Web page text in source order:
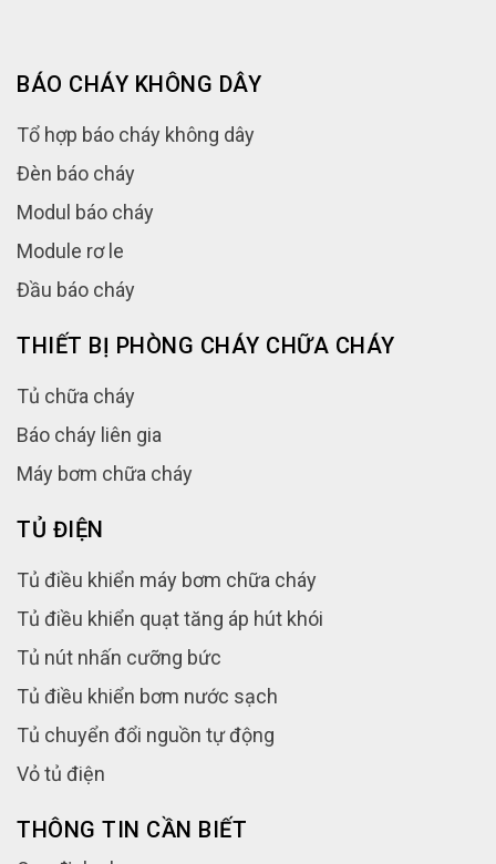
BÁO CHÁY KHÔNG DÂY
Tổ hợp báo cháy không dây
Đèn báo cháy
Modul báo cháy
Module rơ le
Đầu báo cháy
THIẾT BỊ PHÒNG CHÁY CHỮA CHÁY
Tủ chữa cháy
Báo cháy liên gia
Máy bơm chữa cháy
TỦ ĐIỆN
Tủ điều khiển máy bơm chữa cháy
Tủ điều khiển quạt tăng áp hút khói
Tủ nút nhấn cưỡng bức
Tủ điều khiển bơm nước sạch
Tủ chuyển đổi nguồn tự động
Vỏ tủ điện
THÔNG TIN CẦN BIẾT